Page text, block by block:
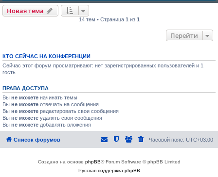
Новая тема
14 тем • Страница 1 из 1
Перейти
КТО СЕЙЧАС НА КОНФЕРЕНЦИИ
Сейчас этот форум просматривают: нет зарегистрированных пользователей и 1
гость
ПРАВА ДОСТУПА
Вы не можете начинать темы
Вы не можете отвечать на сообщения
Вы не можете редактировать свои сообщения
Вы не можете удалять свои сообщения
Вы не можете добавлять вложения
Список форумов Часовой пояс: UTC+03:00
Создано на основе phpBB® Forum Software © phpBB Limited
Русская поддержка phpBB